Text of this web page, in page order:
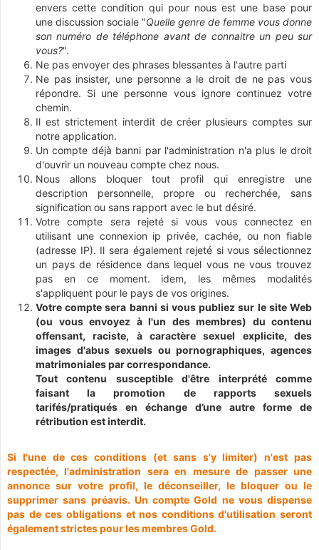
envers cette condition qui pour nous est une base pour
une discussion sociale "Quelle genre de femme vous donne
son numéro de téléphone avant de connaitre un peu sur
vous?".
Ne pas envoyer des phrases blessantes à l'autre parti
Ne pas insister, une personne a le droit de ne pas vous
répondre. Si une personne vous ignore continuez votre
chemin.
Il est strictement interdit de créer plusieurs comptes sur
notre application.
Un compte déjà banni par l'administration n'a plus le droit
d'ouvrir un nouveau compte chez nous.
Nous allons bloquer tout profil qui enregistre une
description personnelle, propre ou recherchée, sans
signification ou sans rapport avec le but désiré.
Votre compte sera rejeté si vous vous connectez en
utilisant une connexion ip privée, cachée, ou non fiable
(adresse IP). Il sera également rejeté si vous sélectionnez
un pays de résidence dans lequel vous ne vous trouvez
pas en ce moment. idem, les mêmes modalités
s'appliquent pour le pays de vos origines.
Votre compte sera banni si vous publiez sur le site Web
(ou vous envoyez à l'un des membres) du contenu
offensant, raciste, à caractère sexuel explicite, des
images d'abus sexuels ou pornographiques, agences
matrimoniales par correspondance.
Tout contenu susceptible d'être interprété comme
faisant la promotion de rapports sexuels
tarifés/pratiqués en échange d’une autre forme de
rétribution est interdit.
Si l'une de ces conditions (et sans s'y limiter) n'est pas
respectée, l'administration sera en mesure de passer une
annonce sur votre profil, le déconseiller, le bloquer ou le
supprimer sans préavis. Un compte Gold ne vous dispense
pas de ces obligations et nos conditions d'utilisation seront
également strictes pour les membres Gold.